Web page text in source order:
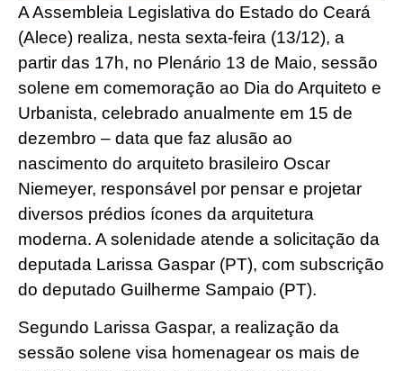
A Assembleia Legislativa do Estado do Ceará
(Alece) realiza, nesta sexta-feira (13/12), a
partir das 17h, no Plenário 13 de Maio, sessão
solene em comemoração ao Dia do Arquiteto e
Urbanista, celebrado anualmente em 15 de
dezembro – data que faz alusão ao
nascimento do arquiteto brasileiro Oscar
Niemeyer, responsável por pensar e projetar
diversos prédios ícones da arquitetura
moderna. A solenidade atende a solicitação da
deputada Larissa Gaspar (PT), com subscrição
do deputado Guilherme Sampaio (PT).
Segundo Larissa Gaspar, a realização da
sessão solene visa homenagear os mais de